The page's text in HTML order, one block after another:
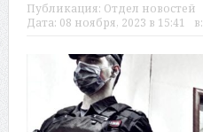
Публикация: Отдел новостей
Дата: 08 ноября, 2023 в 15:41 в: